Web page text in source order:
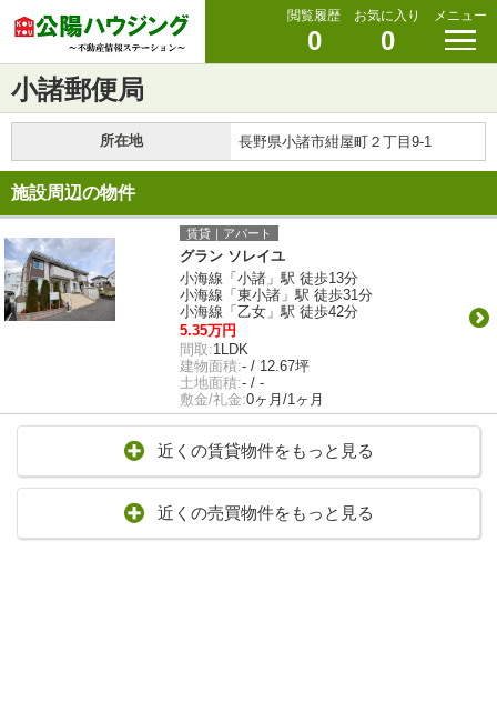
閲覧履歴
0
お気に入り
0
メニュー
小諸郵便局
所在地 長野県小諸市紺屋町２丁目9-1
施設周辺の物件
賃貸｜アパート
グラン ソレイユ
小海線「小諸」駅 徒歩13分
小海線「東小諸」駅 徒歩31分
小海線「乙女」駅 徒歩42分
5.35万円
間取:1LDK
建物面積:- / 12.67坪
土地面積:- / -
敷金/礼金:0ヶ月/1ヶ月
近くの賃貸物件をもっと見る
近くの売買物件をもっと見る